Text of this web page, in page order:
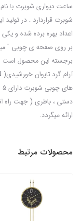
شوبرت قراردارد . در
اعداد بهره برده شده و
بر روی صفحه ی چوبی "
برجسته این محصول است
دستی ، باطری ( جهت راه
ارائه میگردد.
محصولات مرتبط